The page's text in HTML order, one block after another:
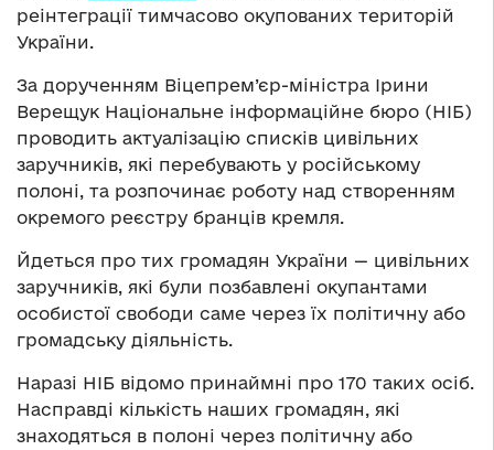
реінтеграції тимчасово окупованих територій
України.
За дорученням Віцепрем’єр-міністра Ірини
Верещук Національне інформаційне бюро (НІБ)
проводить актуалізацію списків цивільних
заручників, які перебувають у російському
полоні, та розпочинає роботу над створенням
окремого реєстру бранців кремля.
Йдеться про тих громадян України — цивільних
заручників, які були позбавлені окупантами
особистої свободи саме через їх політичну або
громадську діяльність.
Наразі НІБ відомо принаймні про 170 таких осіб.
Насправді кількість наших громадян, які
знаходяться в полоні через політичну або